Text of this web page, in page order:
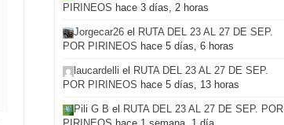
PIRINEOS hace 3 días, 2 horas
Jorgecar26 el RUTA DEL 23 AL 27 DE SEP.
POR PIRINEOS hace 5 días, 6 horas
laucardelli el RUTA DEL 23 AL 27 DE SEP.
POR PIRINEOS hace 5 días, 13 horas
Pili G B el RUTA DEL 23 AL 27 DE SEP. POR